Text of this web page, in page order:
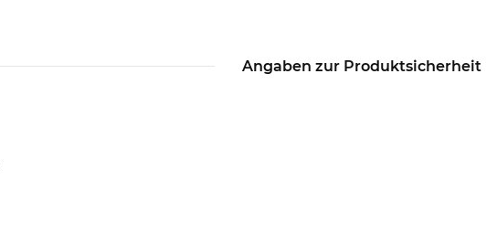
Angaben zur Produktsicherheit